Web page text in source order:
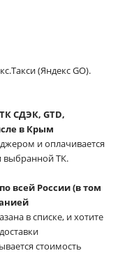
(Яндекс GO).
СДЭК, GTD,
в Крым
и оплачивается
выбранной ТК.
всей России (в том
в списке, и хотите
стоимость